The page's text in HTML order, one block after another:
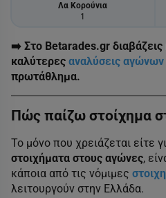
Λα Κορούνια
1
➡️ Στο Betarades.gr διαβάζεις
καλύτερες αναλύσεις αγώνων
πρωτάθλημα.
Πώς παίζω στοίχημα
Το μόνο που χρειάζεται είτε
στοιχήματα στους αγώνες,
κάποια από τις νόμιμες
λειτουργούν στην Ελλάδα.